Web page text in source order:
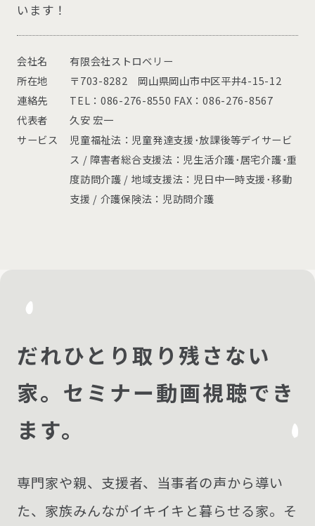
います！
会社名
有限会社ストロベリー
所在地
〒703-8282 岡山県岡山市中区平井4-15-12
連絡先
TEL：086-276-8550 FAX：086-276-8567
代表者
久安 宏一
サービス
児童福祉法：児童発達支援･放課後等デイサービ
ス / 障害者総合支援法：児生活介護･居宅介護･重
度訪問介護 / 地域支援法：児日中一時支援･移動
支援 / 介護保険法：児訪問介護
だれひとり取り残さない
家。 セミナー動画視聴でき
ます。
専門家や親、支援者、当事者の声から導い
た、家族みんながイキイキと暮らせる家。そ